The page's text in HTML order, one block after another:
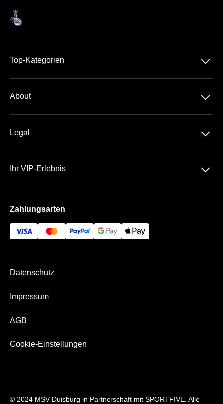
Top-Kategorien 􀆈
About
􀆈
Team
Legal 􀆈
Ihr VIP-Erlebnis 􀆈
Zahlungsarten
© 2024 MSV Duisburg in Partnerschaft mit SPORTFIVE. Alle
Datenschutz
Impressum
AGB
Cookie-Einstellungen